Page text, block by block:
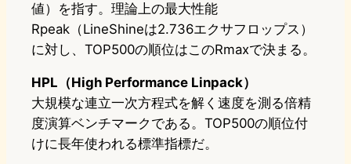
値）を指す。理論上の最大性能
Rpeak（LineShineは2.736エクサフロップス）
に対し、TOP500の順位はこのRmaxで決まる。
HPL（High Performance Linpack）
大規模な連立一次方程式を解く速度を測る倍精
度演算ベンチマークである。TOP500の順位付
けに長年使われる標準指標だ。